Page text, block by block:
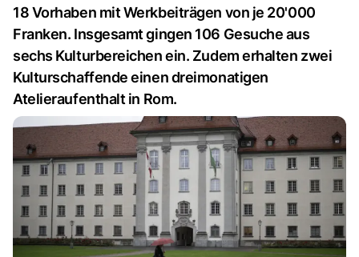
18 Vorhaben mit Werkbeiträgen von je 20'000
Franken. Insgesamt gingen 106 Gesuche aus
sechs Kulturbereichen ein. Zudem erhalten zwei
Kulturschaffende einen dreimonatigen
Atelieraufenthalt in Rom.